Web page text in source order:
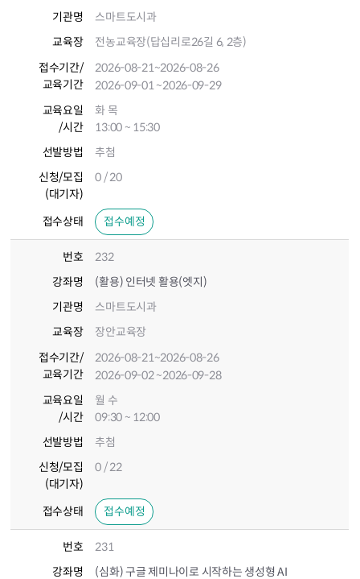
기관명
스마트도시과
교육장
전농교육장(답십리로26길 6, 2층)
접수기간/
교육기간
2026-08-21~2026-08-26
2026-09-01~2026-09-29
교육요일
/시간
화 목
13:00 ~ 15:30
선발방법
추첨
신청/모집
(대기자)
0 / 20
접수상태 접수예정
번호
232
강좌명
(활용) 인터넷 활용(엣지)
기관명
스마트도시과
교육장
장안교육장
접수기간/
교육기간
2026-08-21~2026-08-26
2026-09-02~2026-09-28
교육요일
/시간
월 수
09:30 ~ 12:00
선발방법
추첨
신청/모집
(대기자)
0 / 22
접수상태 접수예정
번호
231
강좌명
(심화) 구글 제미나이로 시작하는 생성형 AI